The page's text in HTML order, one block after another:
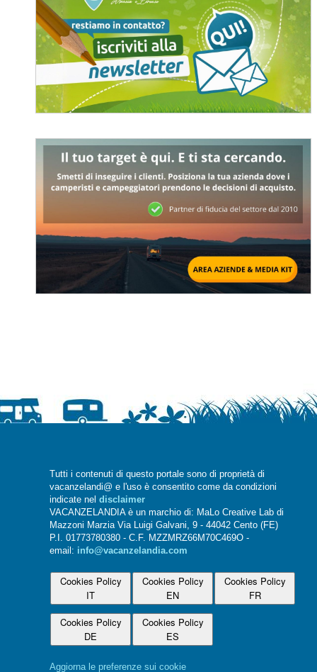
Tutti i contenuti di questo portale sono di proprietà di
vacanzelandi@ e l'uso è consentito come da condizioni
indicate nel disclaimer
VACANZELANDIA è un marchio di: MaLo Creative Lab di
Mazzoni Marzia Via Luigi Galvani, 9 - 44042 Cento (FE)
P.I. 01773780380 - C.F. MZZMRZ66M70C469O -
email: info@vacanzelandia.com
Cookies Policy
IT
Cookies Policy
EN
Cookies Policy
FR
Cookies Policy
DE
Cookies Policy
ES
Aggiorna le preferenze sui cookie